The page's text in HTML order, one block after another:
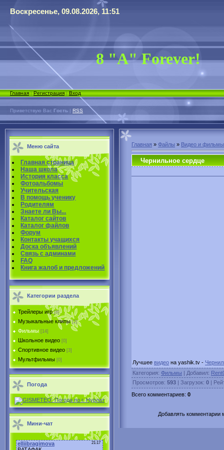
Воскресенье, 09.08.2026, 11:51
8 "А" Forever!
Главная|Регистрация|Вход
Приветствую Вас Гость | RSS
Меню сайта
Главная страница
Наша школа
История класса
Фотоальбомы
Учительская
В помощь ученику
Родителям
Знаете ли Вы...
Каталог сайтов
Каталог файлов
Форум
Контакты учащихся
Доска объявлений
Связь с админами
FAQ
Книга жалоб и предложений
Категории раздела
Трейлеры игр [8]
Музыкальные клипы [2]
Фильмы [14]
Школьное видео [0]
Спортивное видео [3]
Мультфильмы [0]
Погода
Мини-чат
Главная » Файлы » Видео и фильмы
Чернильное сердце
Лучшее видео на yashik.tv -
Категория: Фильмы | Добавил:
Просмотров: 593 | Загрузок: 0 |
Всего комментариев: 0
Добавлять комментарии